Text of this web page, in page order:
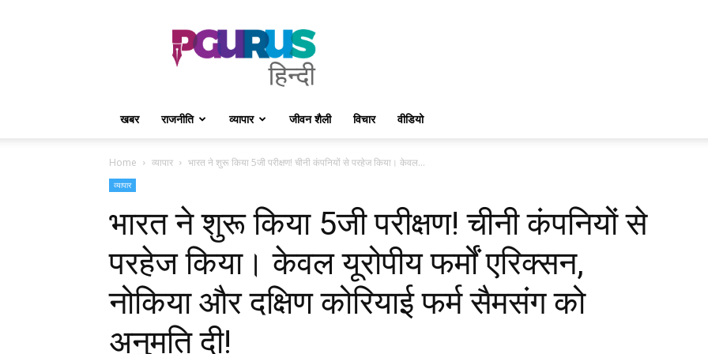
PGurus
Hindi
खबर राजनीति व्यापार जीवन शैली विचार वीडियो
Home व्यापार भारत ने शुरू किया 5जी परीक्षण! चीनी कंपनियों से परहेज किया। केवल...
व्यापार
भारत ने शुरू किया 5जी परीक्षण! चीनी कंपनियों से
परहेज किया। केवल यूरोपीय फर्मों एरिक्सन,
नोकिया और दक्षिण कोरियाई फर्म सैमसंग को
अनुमति दी!